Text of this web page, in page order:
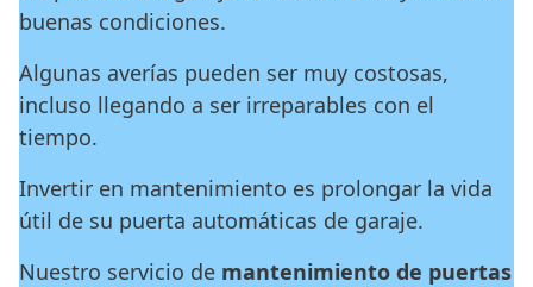
buenas condiciones.
Algunas averías pueden ser muy costosas,
incluso llegando a ser irreparables con el
tiempo.
Invertir en mantenimiento es prolongar la vida
útil de su puerta automáticas de garaje.
Nuestro servicio de mantenimiento de puertas